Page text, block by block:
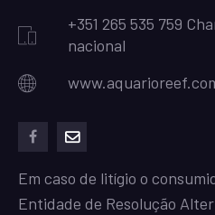
+351 265 535 759
nacional
Em caso de litígio o
Entidade de Resolução